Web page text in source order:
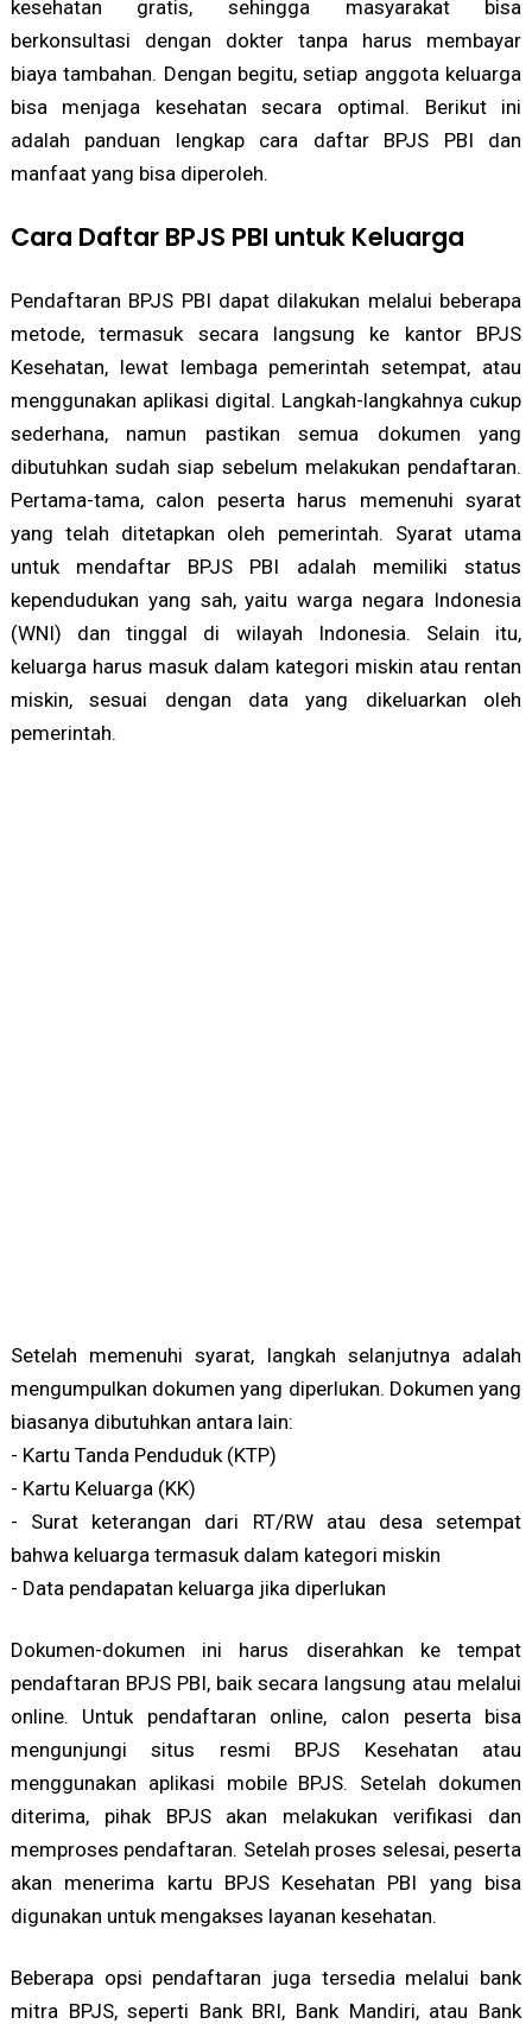
kesehatan gratis, sehingga masyarakat bisa
berkonsultasi dengan dokter tanpa harus membayar
biaya tambahan. Dengan begitu, setiap anggota keluarga
bisa menjaga kesehatan secara optimal. Berikut ini
adalah panduan lengkap cara daftar BPJS PBI dan
manfaat yang bisa diperoleh.
Cara Daftar BPJS PBI untuk Keluarga
Pendaftaran BPJS PBI dapat dilakukan melalui beberapa
metode, termasuk secara langsung ke kantor BPJS
Kesehatan, lewat lembaga pemerintah setempat, atau
menggunakan aplikasi digital. Langkah-langkahnya cukup
sederhana, namun pastikan semua dokumen yang
dibutuhkan sudah siap sebelum melakukan pendaftaran.
Pertama-tama, calon peserta harus memenuhi syarat
yang telah ditetapkan oleh pemerintah. Syarat utama
untuk mendaftar BPJS PBI adalah memiliki status
kependudukan yang sah, yaitu warga negara Indonesia
(WNI) dan tinggal di wilayah Indonesia. Selain itu,
keluarga harus masuk dalam kategori miskin atau rentan
miskin, sesuai dengan data yang dikeluarkan oleh
pemerintah.
Setelah memenuhi syarat, langkah selanjutnya adalah
mengumpulkan dokumen yang diperlukan. Dokumen yang
biasanya dibutuhkan antara lain:
- Kartu Tanda Penduduk (KTP)
- Kartu Keluarga (KK)
- Surat keterangan dari RT/RW atau desa setempat
bahwa keluarga termasuk dalam kategori miskin
- Data pendapatan keluarga jika diperlukan
Dokumen-dokumen ini harus diserahkan ke tempat
pendaftaran BPJS PBI, baik secara langsung atau melalui
online. Untuk pendaftaran online, calon peserta bisa
mengunjungi situs resmi BPJS Kesehatan atau
menggunakan aplikasi mobile BPJS. Setelah dokumen
diterima, pihak BPJS akan melakukan verifikasi dan
memproses pendaftaran. Setelah proses selesai, peserta
akan menerima kartu BPJS Kesehatan PBI yang bisa
digunakan untuk mengakses layanan kesehatan.
Beberapa opsi pendaftaran juga tersedia melalui bank
mitra BPJS, seperti Bank BRI, Bank Mandiri, atau Bank